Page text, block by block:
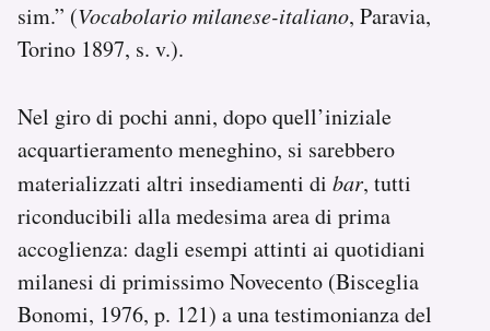
sim.” (Vocabolario milanese-italiano, Paravia,
Torino 1897, s. v.).
Nel giro di pochi anni, dopo quell’iniziale
acquartieramento meneghino, si sarebbero
materializzati altri insediamenti di bar, tutti
riconducibili alla medesima area di prima
accoglienza: dagli esempi attinti ai quotidiani
milanesi di primissimo Novecento (Bisceglia
Bonomi, 1976, p. 121) a una testimonianza del